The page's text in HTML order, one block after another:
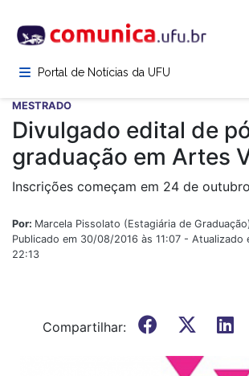
para
conteúdoPortal de Notícias da UFU
MESTRADO
Divulgado edital de
graduação em Artes
Inscrições começam em 24 de outubro
Por: Marcela Pissolato (Estagiária de
Publicado em 30/08/2016 às 11:07 -
22:13
Compartilhar: